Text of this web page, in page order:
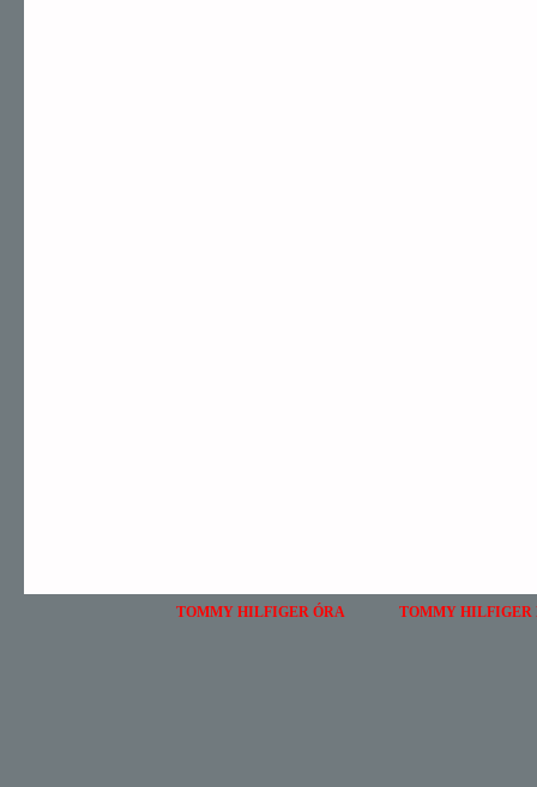
TOMMY HILFIGER ÓRA TOMMY HILFIGER